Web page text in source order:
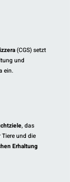
(CGS) setzt
und
ein.
, das
und die
Erhaltung